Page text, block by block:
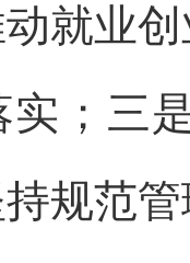
就业
实；三
规范